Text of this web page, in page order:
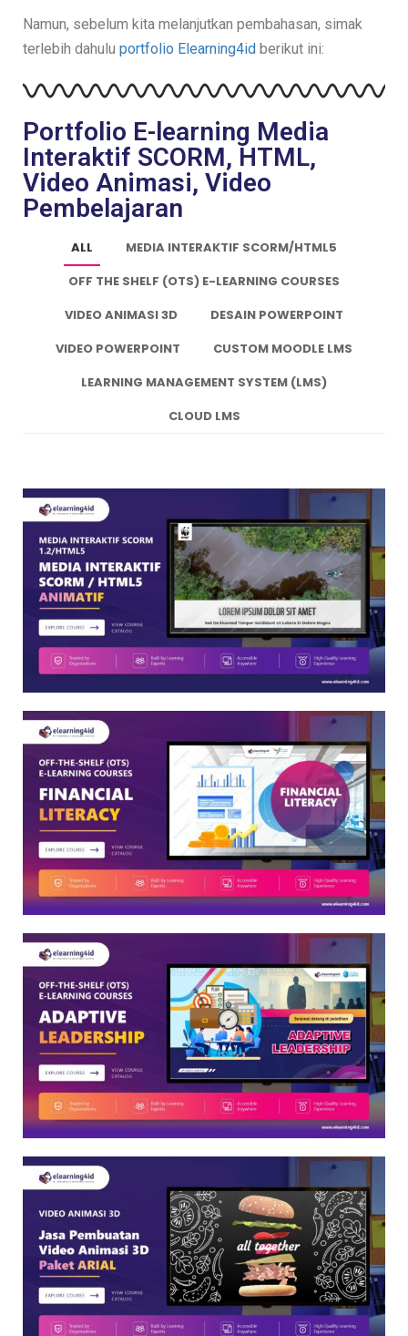
Namun, sebelum kita melanjutkan pembahasan, simak
terlebih dahulu portfolio Elearning4id berikut ini:
Portfolio E-learning Media
Interaktif SCORM, HTML,
Video Animasi, Video
Pembelajaran
ALL
MEDIA INTERAKTIF SCORM/HTML5
OFF THE SHELF (OTS) E-LEARNING COURSES
VIDEO ANIMASI 3D
DESAIN POWERPOINT
VIDEO POWERPOINT
CUSTOM MOODLE LMS
LEARNING MANAGEMENT SYSTEM (LMS)
CLOUD LMS